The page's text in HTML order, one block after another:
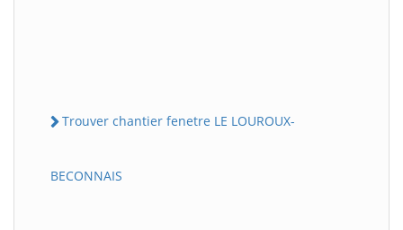
Trouver chantier fenetre LE LOUROUX-
BECONNAIS